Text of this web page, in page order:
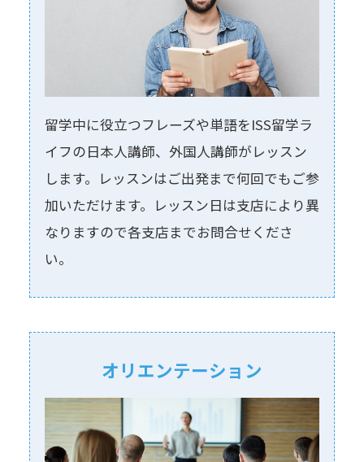
留学中に役⽴つフレーズや単語をISS留学ラ
イフの⽇本⼈講師、外国⼈講師がレッスン
します。レッスンはご出発まで何回でもご参
加いただけます。レッスン⽇は⽀店により異
なりますので各⽀店までお問合せくださ
い。
オリエンテーション